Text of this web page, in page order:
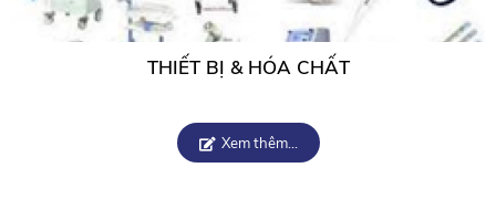
THIẾT BỊ & HÓA CHẤT
Xem thêm...